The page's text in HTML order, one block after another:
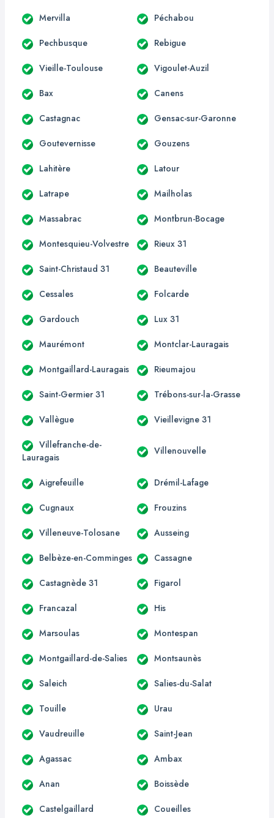
Mervilla Péchabou
Pechbusque Rebigue
Vieille-Toulouse Vigoulet-Auzil
Bax Canens
Castagnac Gensac-sur-Garonne
Goutevernisse Gouzens
Lahitère Latour
Latrape Mailholas
Massabrac Montbrun-Bocage
Montesquieu-Volvestre Rieux 31
Saint-Christaud 31 Beauteville
Cessales Folcarde
Gardouch Lux 31
Maurémont Montclar-Lauragais
Montgaillard-Lauragais Rieumajou
Saint-Germier 31 Trébons-sur-la-Grasse
Vallègue Vieillevigne 31
Villefranche-de-
Lauragais
Villenouvelle
Aigrefeuille Drémil-Lafage
Cugnaux Frouzins
Villeneuve-Tolosane Ausseing
Belbèze-en-Comminges Cassagne
Castagnède 31 Figarol
Francazal His
Marsoulas Montespan
Montgaillard-de-Salies Montsaunès
Saleich Salies-du-Salat
Touille Urau
Vaudreuille Saint-Jean
Agassac Ambax
Anan Boissède
Castelgaillard Coueilles